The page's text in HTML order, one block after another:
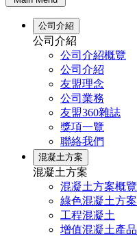
公司介紹
公司介紹
公司介紹概覽
公司介紹
友盟理念
公司業務
友盟360雜誌
獎項一覽
聯絡我們
混凝土方案
混凝土方案
混凝土方案概覽
綠色混凝土方案
工程混凝土
增值混凝土產品